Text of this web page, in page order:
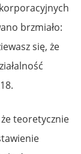
brzmiało:
się, że
teoretycznie